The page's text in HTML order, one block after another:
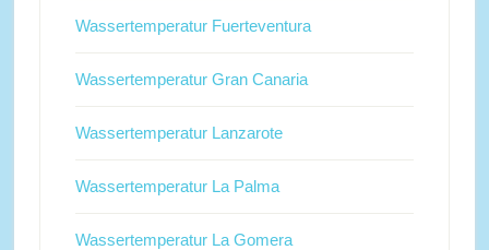
Wassertemperatur Fuerteventura
Wassertemperatur Gran Canaria
Wassertemperatur Lanzarote
Wassertemperatur La Palma
Wassertemperatur La Gomera